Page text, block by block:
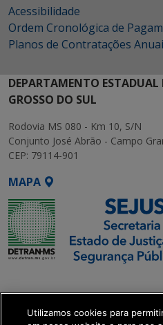
Acessibilidade
Ordem Cronológica de
Planos de Contratações
DEPARTAMENTO
GROSSO DO SUL
Rodovia MS 080 - Km 10, S/N
Conjunto José Abrão - Campo
CEP: 79114-901
MAPA
Executiva de
Transformação Digital
Utilizamos cookies para